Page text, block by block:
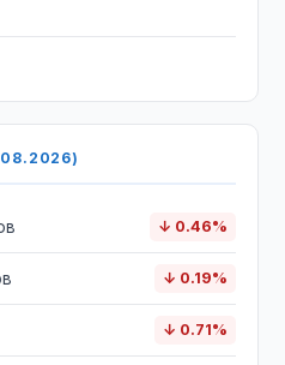
↓ 0.46%
↓ 0.19%
↓ 0.71%